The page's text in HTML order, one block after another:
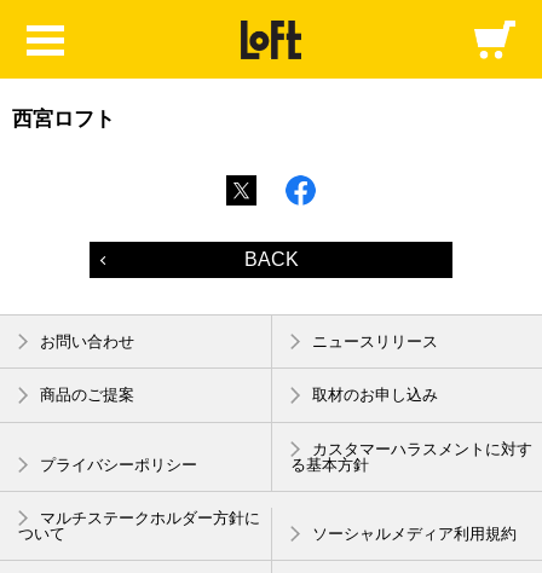
西宮ロフト
BACK
お問い合わせ ニュースリリース
商品のご提案 取材のお申し込み
プライバシーポリシー
カスタマーハラスメントに対す
る基本方針
マルチステークホルダー方針に
ついて
ソーシャルメディア利用規約